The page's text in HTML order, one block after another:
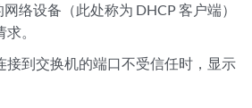
络设备（此处称为 DHCP 客户端）
。
接到交换机的端口不受信任时，显示